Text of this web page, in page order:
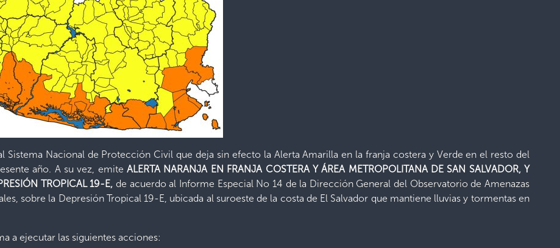
Nacional de Protección Civil que deja sin efecto la Alerta Amarilla en la franja costera y Verde en el resto del
año. A su vez, emiteALERTA NARANJA EN FRANJA COSTERA Y ÁREA METROPOLITANA DE SAN SALVADOR,Y
TROPICAL 19-E, de acuerdo al Informe Especial No 14 de la Dirección General del Observatorio de Amenazas
sobre la Depresión Tropical 19-E, ubicada al suroeste de la costa de El Salvador que mantiene lluvias y tormentas en
a ejecutar las siguientes acciones: